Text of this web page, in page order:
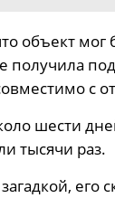
объект мог
получила
с
шести
тысячи раз.
его